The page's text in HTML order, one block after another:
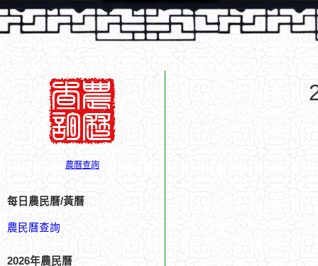
農曆查詢
每日農民曆/黃曆
農民曆查詢
2026年農民曆